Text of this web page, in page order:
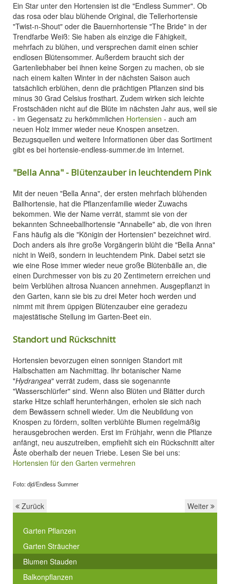
Ein Star unter den Hortensien ist die "Endless Summer". Ob
das rosa oder blau blühende Original, die Tellerhortensie
"Twist-n-Shout" oder die Bauernhortensie "The Bride" in der
Trendfarbe Weiß: Sie haben als einzige die Fähigkeit,
mehrfach zu blühen, und versprechen damit einen schier
endlosen Blütensommer. Außerdem braucht sich der
Gartenliebhaber bei ihnen keine Sorgen zu machen, ob sie
nach einem kalten Winter in der nächsten Saison auch
tatsächlich erblühen, denn die prächtigen Pflanzen sind bis
minus 30 Grad Celsius frosthart. Zudem wirken sich leichte
Frostschäden nicht auf die Blüte im nächsten Jahr aus, weil sie
- im Gegensatz zu herkömmlichen Hortensien - auch am
neuen Holz immer wieder neue Knospen ansetzen.
Bezugsquellen und weitere Informationen über das Sortiment
gibt es bei hortensie-endless-summer.de im Internet.
"Bella Anna" - Blütenzauber in leuchtendem Pink
Mit der neuen "Bella Anna", der ersten mehrfach blühenden
Ballhortensie, hat die Pflanzenfamilie wieder Zuwachs
bekommen. Wie der Name verrät, stammt sie von der
bekannten Schneeballhortensie "Annabelle" ab, die von ihren
Fans häufig als die "Königin der Hortensien" bezeichnet wird.
Doch anders als ihre große Vorgängerin blüht die "Bella Anna"
nicht in Weiß, sondern in leuchtendem Pink. Dabei setzt sie
wie eine Rose immer wieder neue große Blütenbälle an, die
einen Durchmesser von bis zu 20 Zentimetern erreichen und
beim Verblühen altrosa Nuancen annehmen. Ausgepflanzt in
den Garten, kann sie bis zu drei Meter hoch werden und
nimmt mit ihrem üppigen Blütenzauber eine geradezu
majestätische Stellung im Garten-Beet ein.
Standort und Rückschnitt
Hortensien bevorzugen einen sonnigen Standort mit
Halbschatten am Nachmittag. Ihr botanischer Name
"Hydrangea" verrät zudem, dass sie sogenannte
"Wasserschlürfer" sind. Wenn also Blüten und Blätter durch
starke Hitze schlaff herunterhängen, erholen sie sich nach
dem Bewässern schnell wieder. Um die Neubildung von
Knospen zu fördern, sollten verblühte Blumen regelmäßig
herausgebrochen werden. Erst im Frühjahr, wenn die Pflanze
anfängt, neu auszutreiben, empfiehlt sich ein Rückschnitt alter
Äste oberhalb der neuen Triebe. Lesen Sie bei uns:
Hortensien für den Garten vermehren
Foto: djd/Endless Summer
Zurück Weiter
Garten Pflanzen
Garten Sträucher
Blumen Stauden
Balkonpflanzen